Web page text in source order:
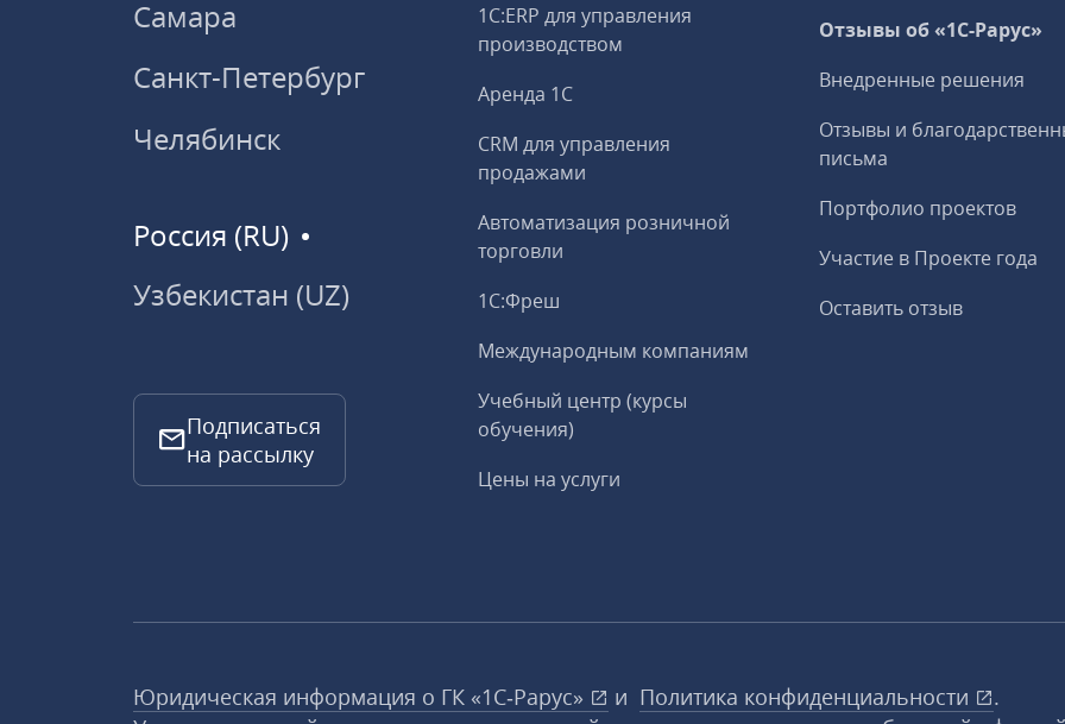
Самара
Санкт-Петербург
Челябинск
Россия (RU)
Узбекистан (UZ)
Подписаться
на рассылку
1С:ERP для управления
производством
Аренда 1С
CRM для управления
продажами
Автоматизация розничной
торговли
1С:Фреш
Международным компаниям
Учебный центр (курсы
обучения)
Цены на услуги
Отзывы об «1С-Рарус»
Внедренные решения
Отзывы и
письма
Портфолио проектов
Участие в Проекте года
Оставить отзыв
Юридическая информация о ГК «1С‑Рарус» и Политика конфиденциальности
.